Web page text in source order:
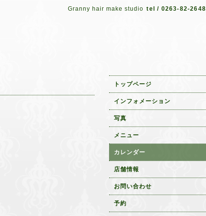
Granny hair make studio tel / 0263-82-2648
トップページ
インフォメーション
写真
メニュー
カレンダー
店舗情報
お問い合わせ
予約